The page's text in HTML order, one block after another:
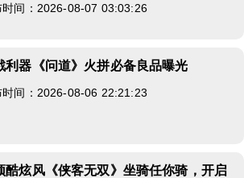
时间：2026-08-07 03:03:26
利器《问道》火拼必备良品曝光
时间：2026-08-06 22:21:23
酷炫风《侠客无双》坐骑任你骑，开启